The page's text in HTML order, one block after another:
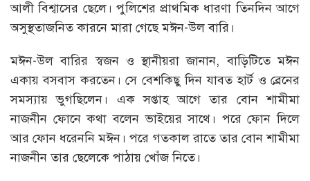
আলী বিশ্বাসের ছেলে। পুলিশের প্রাথমিক ধারণা তিনদিন আগে
অসুস্থতাজনিত কারনে মারা গেছে মঈন-উল বারি।
মঈন-উল বারির স্বজন ও স্থানীয়রা জানান, বাড়িটিতে মঈন
একায় বসবাস করতেন। সে বেশকিছু দিন যাবত হার্ট ও ব্রেনের
সমস্যায় ভুগছিলেন। এক সপ্তাহ আগে তার বোন শামীমা
নাজনীন ফোনে কথা বলেন ভাইয়ের সাথে। পরে ফোন দিলে
আর ফোন ধরেননি মঈন। পরে গতকাল রাতে তার বোন শামীমা
নাজনীন তার ছেলেকে পাঠায় খোঁজ নিতে।